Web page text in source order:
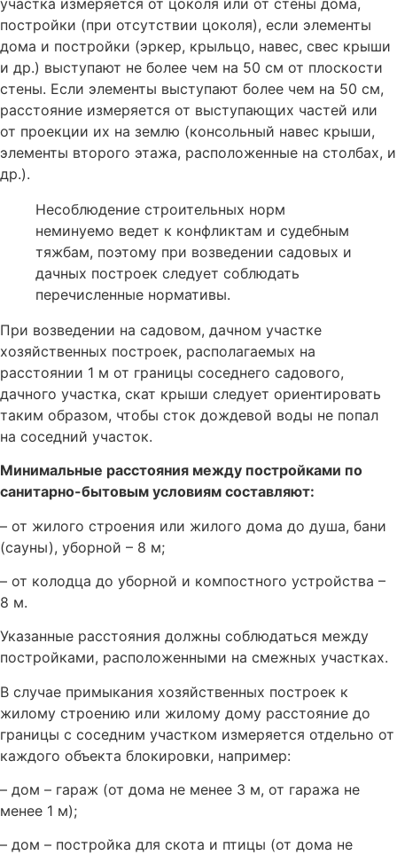
постройки (при отсутствии цоколя), если элементы
дома и постройки (эркер, крыльцо, навес, свес крыши
и др.) выступают не более чем на 50 см от плоскости
стены. Если элементы выступают более чем на 50 см,
расстояние измеряется от выступающих частей или
от проекции их на землю (консольный навес крыши,
элементы второго этажа, расположенные на столбах, и
др.).
Несоблюдение строительных норм
неминуемо ведет к конфликтам и судебным
тяжбам, поэтому при возведении садовых и
дачных построек следует соблюдать
перечисленные нормативы.
При возведении на садовом, дачном участке
хозяйственных построек, располагаемых на
расстоянии 1 м от границы соседнего садового,
дачного участка, скат крыши следует ориентировать
таким образом, чтобы сток дождевой воды не попал
на соседний участок.
Минимальные расстояния между постройками по
санитарно-бытовым условиям составляют:
– от жилого строения или жилого дома до душа, бани
(сауны), уборной – 8 м;
– от колодца до уборной и компостного устройства –
8 м.
Указанные расстояния должны соблюдаться между
постройками, расположенными на смежных участках.
В случае примыкания хозяйственных построек к
жилому строению или жилому дому расстояние до
границы с соседним участком измеряется отдельно от
каждого объекта блокировки, например:
– дом – гараж (от дома не менее 3 м, от гаража не
менее 1 м);
– дом – постройка для скота и птицы (от дома не